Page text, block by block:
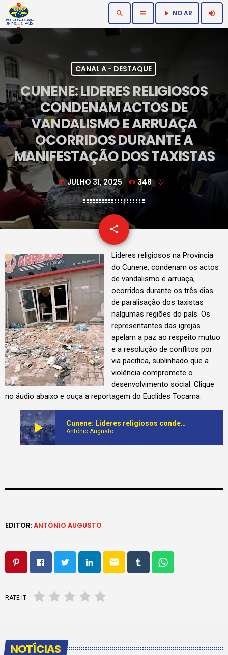
search menu play_arrow NO AR volume_up
CANAL A - DESTAQUE
CUNENE: LIDERES RELIGIOSOS
CONDENAM ACTOS DE
VANDALISMO E ARRUAÇA
OCORRIDOS DURANTE A
MANIFESTAÇÃO DOS TAXISTAS
today JULHO 31, 2025 348
share
email
Lideres religiosos na Província
do Cunene, condenam os actos
de vandalismo e arruaça,
ocorridos durante os três dias
de paralisação dos taxistas
nalgumas regiões do país. Os
representantes das igrejas
apelam a paz ao respeito mutuo
e a resolução de conflitos por
via pacifica, sublinhado que a
violência compromete o
desenvolvimento social. Clique
no áudio abaixo e ouça a reportagem do Euclides Tocama:
play_arrow Cunene: Lideres religiosos condenam actos de vandalismo e arruaça ocorridos durante a manifestação dos taxistas
António Augusto
EDITOR:ANTÓNIO AUGUSTO
email
RATE IT
NOTÍCIAS